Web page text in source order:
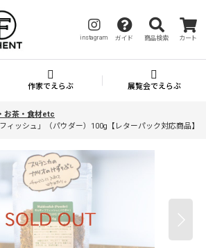
instagram ガイド 商品検索 カート
作家でえらぶ 展覧会でえらぶ
お茶・食材etc
ィッシュ」（パウダー）100g【レターパック対応商品】